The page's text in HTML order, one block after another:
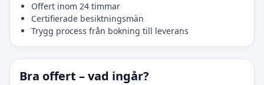
Offert inom 24 timmar
Certifierade besiktningsmän
Trygg process från bokning till leverans
Bra offert – vad ingår?